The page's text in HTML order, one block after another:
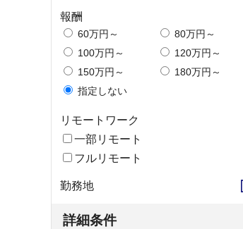
報酬
60万円～
80万円～
100万円～
120万円～
150万円～
180万円～
指定しない
リモートワーク
一部リモート
フルリモート
勤務地
詳細条件